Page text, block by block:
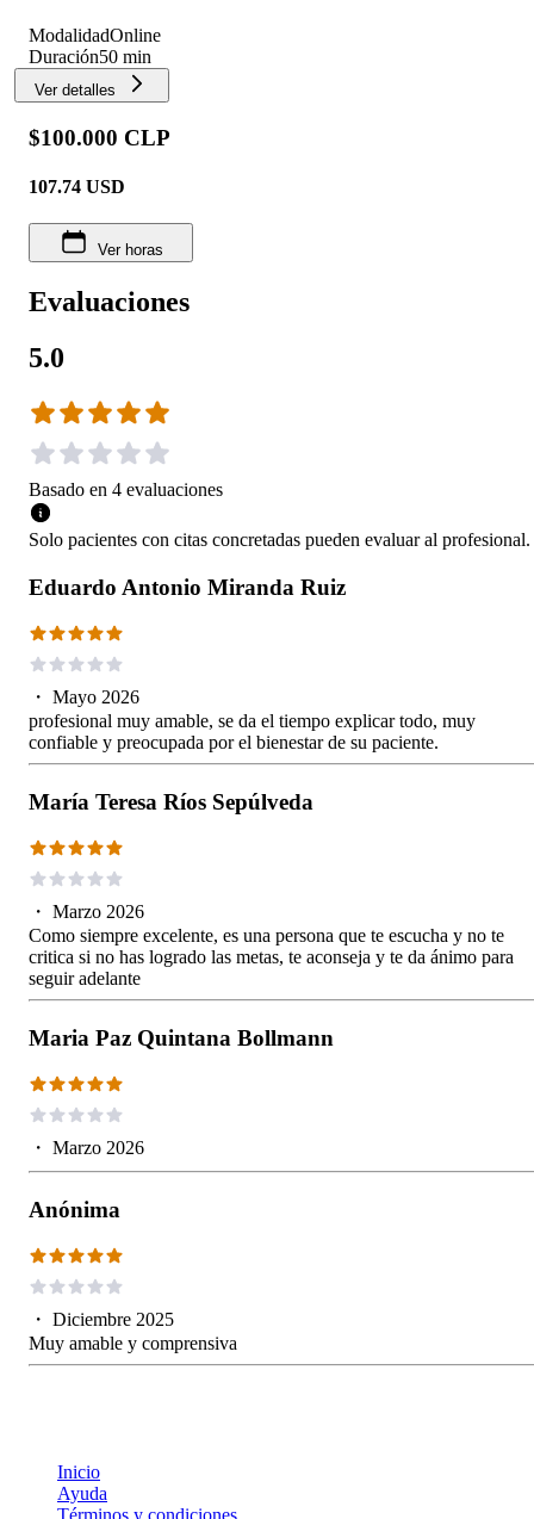
ModalidadOnline
Duración50 min
Ver detalles
$100.000 CLP
107.74 USD
Ver horas
Evaluaciones
5.0
Basado en 4 evaluaciones
Solo pacientes con citas concretadas pueden evaluar al profesional.
Eduardo Antonio Miranda Ruiz
・ Mayo 2026
profesional muy amable, se da el tiempo explicar todo, muy
confiable y preocupada por el bienestar de su paciente.
María Teresa Ríos Sepúlveda
・ Marzo 2026
Como siempre excelente, es una persona que te escucha y no te
critica si no has logrado las metas, te aconseja y te da ánimo para
seguir adelante
Maria Paz Quintana Bollmann
・ Marzo 2026
Anónima
・ Diciembre 2025
Muy amable y comprensiva
Inicio
Ayuda
Términos y condiciones